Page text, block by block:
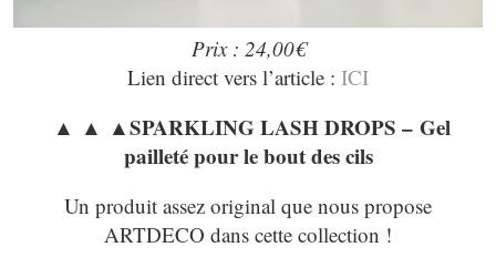
Prix : 24,00€
Lien direct vers l’article : ICI
▲ ▲ ▲SPARKLING LASH DROPS – Gel
pailleté pour le bout des cils
Un produit assez original que nous propose
ARTDECO dans cette collection !